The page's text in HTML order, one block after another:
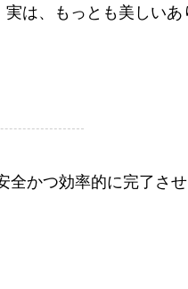
は、もっとも美しいあ
全かつ効率的に完了さ